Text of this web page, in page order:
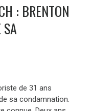
: BRENTON
de 31 ans
sa condamnation.